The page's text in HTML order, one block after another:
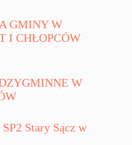
GMINY W
I CHŁOPCÓW
W
Stary Sącz w